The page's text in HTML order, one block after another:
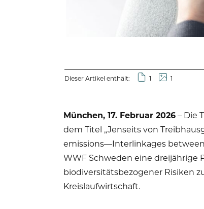
Dieser Artikel enthält: 1 1
München, 17. Februar 2026– Die
dem Titel „Jenseits von
emissions—Interlinkages
WWF Schweden eine dreijährige
biodiversitätsbezogener Risiken
Kreislaufwirtschaft.